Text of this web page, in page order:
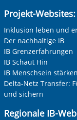
Projekt-Websites:
Inklusion leben und
Der nachhaltige IB
IB Grenzerfahrungen
IB Schaut Hin
IB Menschsein stärken
Delta-Netz Transfer:
und sichern
Regionale IB-